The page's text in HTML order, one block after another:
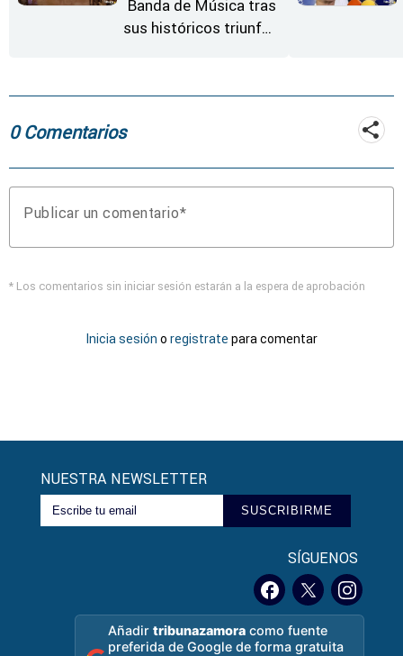
Banda de Música tras
sus históricos triunfos
0 Comentarios
Publicar un comentario
* Los comentarios sin iniciar sesión estarán a la espera de aprobación
Inicia sesión o registrate para comentar
NUESTRA NEWSLETTER
SUSCRIBIRME
SÍGUENOS
Añadirtribunazamora como fuente
preferida de Google de forma gratuita